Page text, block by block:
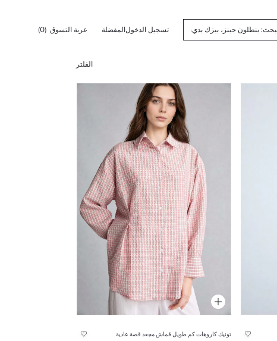
تسجيل الدخولالمفضلة عربة التسوق (0)
الفلتر
تونيك كاروهات كم طويل قماش مجعد قصة عادية